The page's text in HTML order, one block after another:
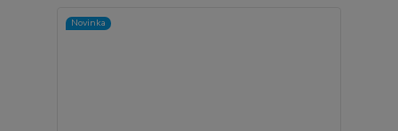
Novinka